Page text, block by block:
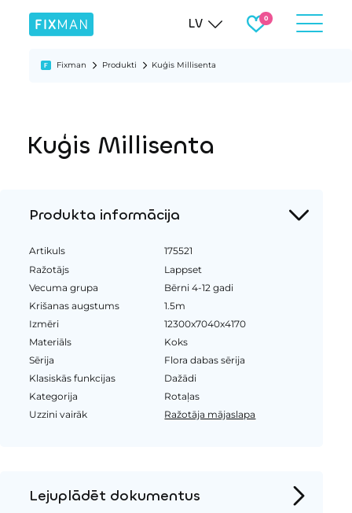
LV
Fixman Produkti Kuģis Millisenta
Kuģis Millisenta
Produkta informācija
Artikuls
175521
Ražotājs
Lappset
Vecuma grupa
Bērni 4-12 gadi
Krišanas augstums
1.5m
Izmēri
12300x7040x4170
Materiāls
Koks
Sērija
Flora dabas sērija
Klasiskās funkcijas
Dažādi
Kategorija
Rotaļas
Uzzini vairāk
Ražotāja mājaslapa
Lejuplādēt dokumentus